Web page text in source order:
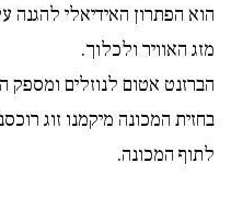
הוא הפתרון האידיאלי להגנה
מזג האוויר ולכלוך.
הברזנט אטום לנוזלים ומספק
בחזית המכונה מיקמנו זוג
לתוף המכונה.